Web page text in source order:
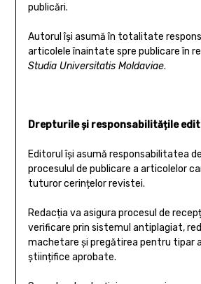
publicări.
Autorul își asumă în totalitate
articolele înaintate spre publicare în
Studia Universitatis Moldaviae.
Drepturile și responsabilitățile
Editorul își asumă responsabilitatea
procesulul de publicare a articolelor
tuturor cerințelor revistei.
Redacția va asigura procesul de
verificare prin sistemul antiplagiat,
machetare și pregătirea pentru tipar
științifice aprobate.